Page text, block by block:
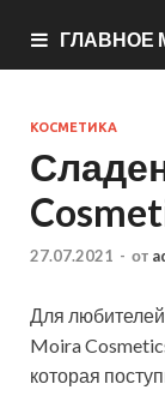
ГЛАВНОЕ
КОСМЕТИКА
27.07.2021 - от
Для
Moira
которая